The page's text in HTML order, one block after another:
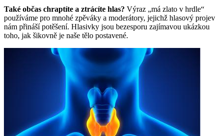
Také občas chraptíte a ztrácíte hlas? Výraz „má zlato v hrdle“
používáme pro mnohé zpěváky a moderátory, jejichž hlasový projev
nám přináší potěšení. Hlasivky jsou bezesporu zajímavou ukázkou
toho, jak šikovně je naše tělo postavené.